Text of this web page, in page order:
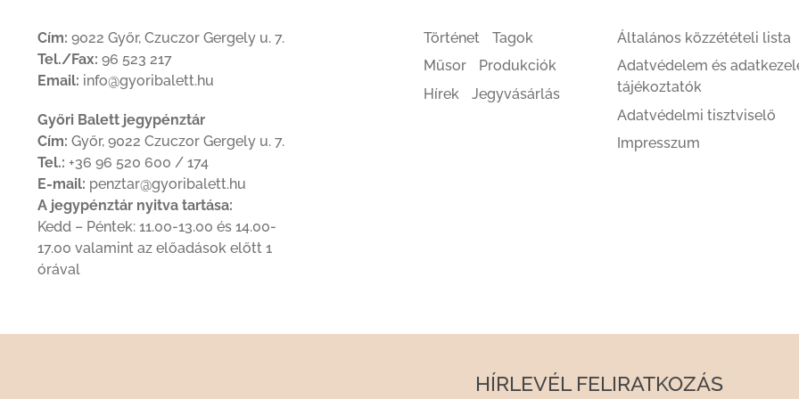
Cím: 9022 Győr, Czuczor Gergely u. 7.
Tel./Fax: 96 523 217
Email: info@gyoribalett.hu
Győri Balett jegypénztár
Cím: Győr, 9022 Czuczor Gergely u. 7.
Tel.: +36 96 520 600 / 174
E-mail: penztar@gyoribalett.hu
A jegypénztár nyitva tartása:
Kedd – Péntek: 11.00-13.00 és 14.00-
17.00 valamint az előadások előtt 1
órával
Történet
Tagok
Műsor
Produkciók
Hírek
Jegyvásárlás
Általános közzétételi lista
Adatvédelem és
tájékoztatók
Adatvédelmi tisztviselő
Impresszum
HÍRLEVÉL FELIRATKOZÁS